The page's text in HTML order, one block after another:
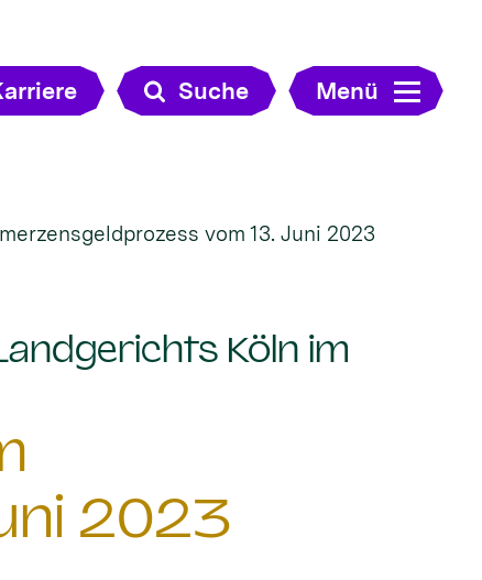
Suche Menü
vom 13. Juni 2023
Köln im
2023